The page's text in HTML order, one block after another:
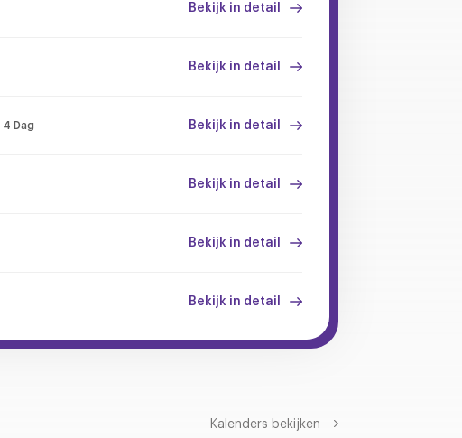
Bekijk in detail
Bekijk in detail
4 Dag Bekijk in detail
Bekijk in detail
Bekijk in detail
Bekijk in detail
Kalenders bekijken